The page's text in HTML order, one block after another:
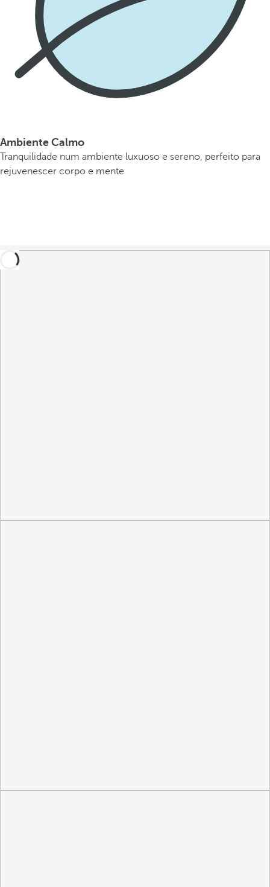
Ambiente Calmo
Tranquilidade num ambiente luxuoso e sereno, perfeito para
rejuvenescer corpo e mente